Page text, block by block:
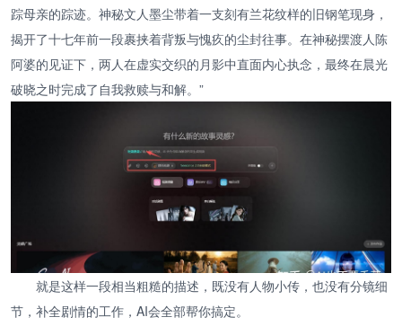
踪母亲的踪迹。神秘文人墨尘带着一支刻有兰花纹样的旧钢笔现身，
揭开了十七年前一段裹挟着背叛与愧疚的尘封往事。在神秘摆渡人陈
阿婆的见证下，两人在虚实交织的月影中直面内心执念，最终在晨光
破晓之时完成了自我救赎与和解。”
就是这样一段相当粗糙的描述，既没有人物小传，也没有分镜细
节，补全剧情的工作，AI会全部帮你搞定。